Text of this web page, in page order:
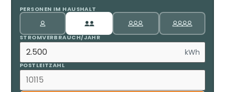
PERSONEN IM HAUSHALT
STROMVERBRAUCH/JAHR
kWh
POSTLEITZAHL